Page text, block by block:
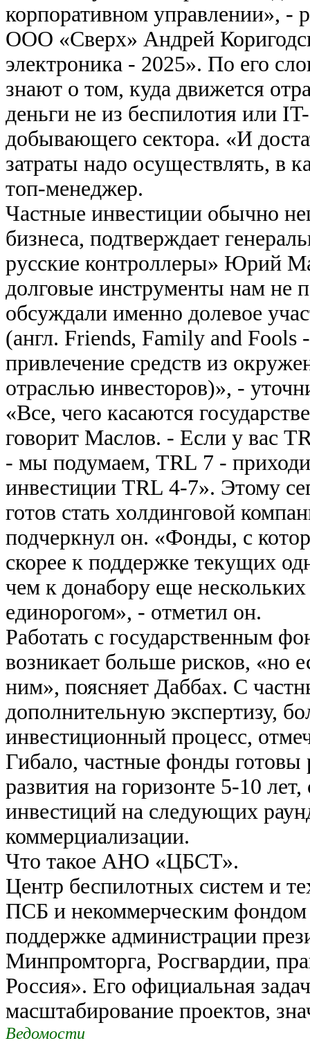
корпоративном управлении», -
ООО «Сверх» Андрей
электроника - 2025». По его
знают о том, куда движется
деньги не из беспилотия или
добывающего сектора. «И
затраты надо осуществлять, в
топ-менеджер.
Частные инвестиции обычно
бизнеса, подтверждает
русские контроллеры» Юрий
долговые инструменты нам не
обсуждали именно долевое
(англ. Friends, Family and Fools
привлечение средств из
отраслью инвесторов)», -
«Все, чего касаются
говорит Маслов. - Если у вас
- мы подумаем, TRL 7 -
инвестиции TRL 4-7». Этому
готов стать холдинговой
подчеркнул он. «Фонды, с
скорее к поддержке текущих
чем к донабору еще
единорогом», - отметил он.
Работать с государственным
возникает больше рисков, «но
ним», поясняет Даббах. С
дополнительную экспертизу,
инвестиционный процесс,
Гибало, частные фонды готовы
развития на горизонте 5-10
инвестиций на следующих
коммерциализации.
Что такое АНО «ЦБСТ».
Центр беспилотных систем и
ПСБ и некоммерческим фондом
поддержке администрации
Минпромторга, Росгвардии,
Россия». Его официальная
масштабирование проектов,
Ведомости